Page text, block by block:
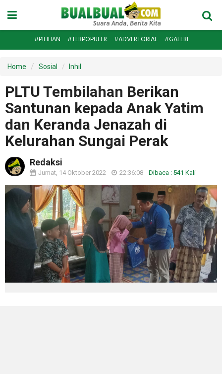
#PILIHAN #TERPOPULER #ADVERTORIAL #GALERI
Home Sosial Inhil
PLTU Tembilahan Berikan
Santunan kepada Anak Yatim
dan Keranda Jenazah di
Kelurahan Sungai Perak
Redaksi
Jumat, 14 Oktober 2022 22:36:08 Dibaca : 541 Kali